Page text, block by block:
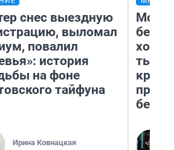
снес выездную
выломал
повалил
история
на фоне
тайфуна
Ирина Ковнацкая
Мой